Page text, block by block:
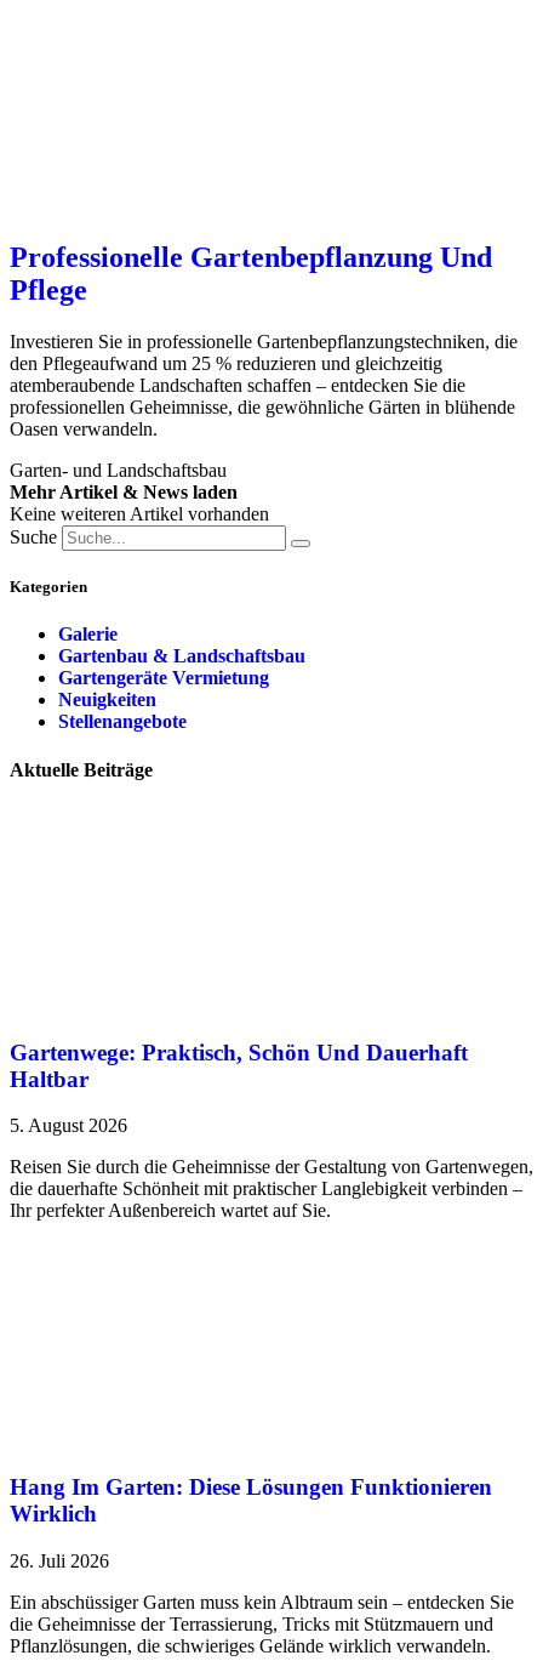
Professionelle Gartenbepflanzung Und
Pflege
Investieren Sie in professionelle Gartenbepflanzungstechniken, die
den Pflegeaufwand um 25 % reduzieren und gleichzeitig
atemberaubende Landschaften schaffen – entdecken Sie die
professionellen Geheimnisse, die gewöhnliche Gärten in blühende
Oasen verwandeln.
Garten- und Landschaftsbau
Mehr Artikel & News laden
Keine weiteren Artikel vorhanden
Suche
Kategorien
Galerie
Gartenbau & Landschaftsbau
Gartengeräte Vermietung
Neuigkeiten
Stellenangebote
Aktuelle Beiträge
Gartenwege: Praktisch, Schön Und Dauerhaft
Haltbar
5. August 2026
Reisen Sie durch die Geheimnisse der Gestaltung von Gartenwegen,
die dauerhafte Schönheit mit praktischer Langlebigkeit verbinden –
Ihr perfekter Außenbereich wartet auf Sie.
Hang Im Garten: Diese Lösungen Funktionieren
Wirklich
26. Juli 2026
Ein abschüssiger Garten muss kein Albtraum sein – entdecken Sie
die Geheimnisse der Terrassierung, Tricks mit Stützmauern und
Pflanzlösungen, die schwieriges Gelände wirklich verwandeln.